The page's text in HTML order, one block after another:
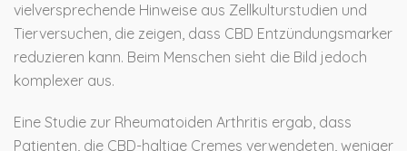
vielversprechende Hinweise aus Zellkulturstudien und
Tierversuchen, die zeigen, dass CBD Entzündungsmarker
reduzieren kann. Beim Menschen sieht die Bild jedoch
komplexer aus.
Eine Studie zur Rheumatoiden Arthritis ergab, dass
Patienten, die CBD-haltige Cremes verwendeten, weniger